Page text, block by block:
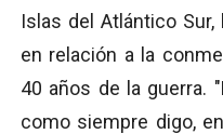
Islas del Atlántico
en relación a la
40 años de la guerra.
como siempre digo,